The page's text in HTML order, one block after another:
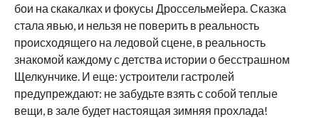
бои на скакалках и фокусы Дроссельмейера. Сказка
стала явью, и нельзя не поверить в реальность
происходящего на ледовой сцене, в реальность
знакомой каждому с детства истории о бесстрашном
Щелкунчике. И еще: устроители гастролей
предупреждают: не забудьте взять с собой теплые
вещи, в зале будет настоящая зимняя прохлада!